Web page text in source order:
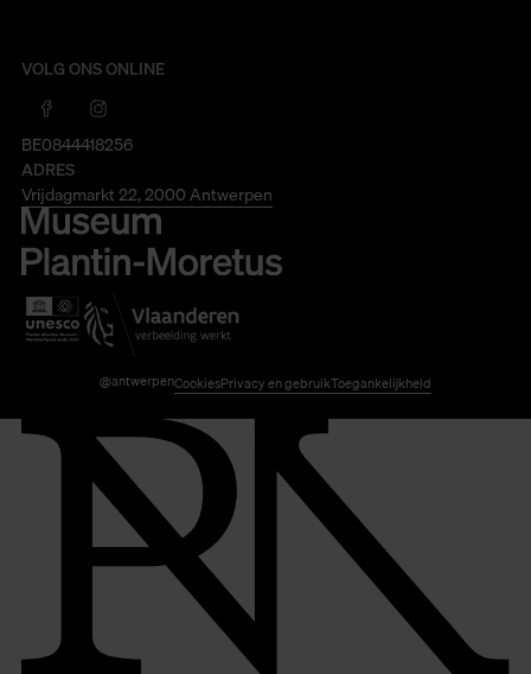
VOLG ONS ONLINE
BE0844418256
ADRES
Vrijdagmarkt 22, 2000 Antwerpen
@antwerpenCookiesPrivacy en gebruikToegankelijkheid